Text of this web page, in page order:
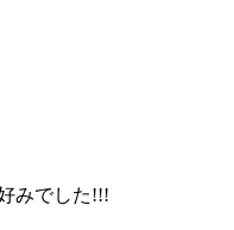
みでした!!!